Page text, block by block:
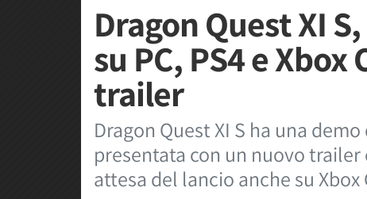
Dragon Quest XI
su PC, PS4 e
trailer
Dragon Quest XI S ha una
presentata con un nuovo
attesa del lancio anche su Xbox